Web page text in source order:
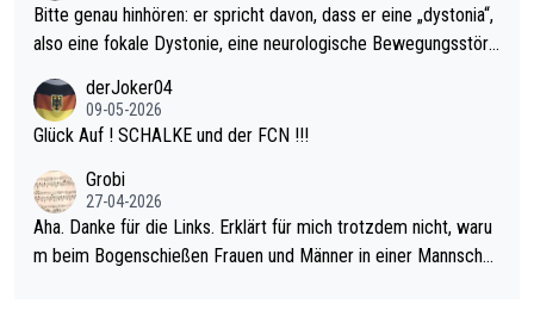
Bitte genau hinhören: er spricht davon, dass er eine „dystonia“,
also eine fokale Dystonie, eine neurologische Bewegungsstöru
erden, im Arm hat. Und, dass Medikamente ihm helfen! Ich glau
be immer noch, dass sehr viele der Dartits-Fälle fälschlich psy
diese könnten teils wirksam behandelt werden! Dafür müsste
man nur zum Neurologen und nicht zum Mentaltrainer gehen…
derJoker04
09-05-2026
Glück Auf ! SCHALKE und der FCN !!!
Grobi
27-04-2026
Aha. Danke für die Links. Erklärt für mich trotzdem nicht, waru
m beim Bogenschießen Frauen und Männer in einer Mannschaf